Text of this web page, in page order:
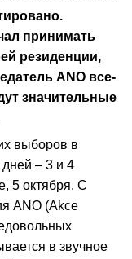
принимать
резиденции,
ANO все-
значительные
выборов в
– 3 и 4
5 октября. С
ANO (Akce
в звучное